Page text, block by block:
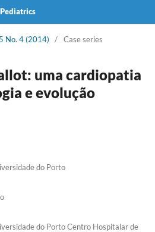
No. 4 (2014) / Case series
uma cardiopatia
e evolução
do Porto
do Porto Centro Hospitalar de